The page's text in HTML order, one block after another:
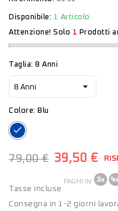
Disponibile: 1 Articolo
Attenzione! Solo 1 Prodotti
Taglia: 8 Anni
Colore: Blu
Blu
79,00 € 39,50 €
Tasse incluse
PAGHI IN
Consegna in 1-2 giorni